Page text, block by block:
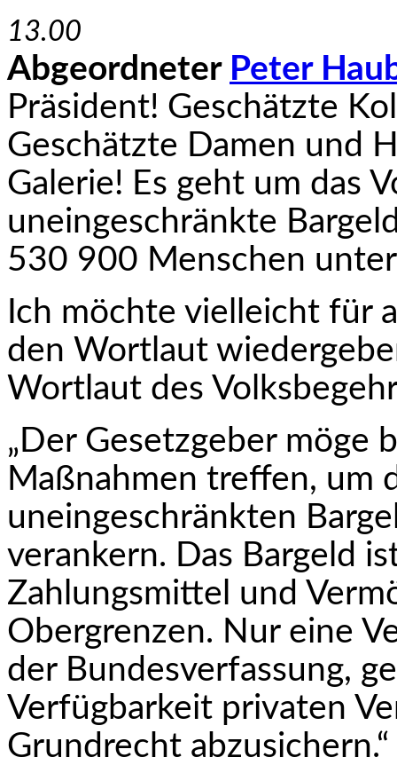
13.00
Abgeordneter Peter
Präsident! Geschätzte
Geschätzte Damen und
Galerie! Es geht um das
uneingeschränkte
530 900 Menschen
Ich möchte vielleicht für
den Wortlaut
Wortlaut des
„Der Gesetzgeber möge
Maßnahmen treffen, um
uneingeschränkten
verankern. Das Bargeld
Zahlungsmittel und
Obergrenzen. Nur eine
der Bun­desverfassung,
Verfügbarkeit privaten
Grundrecht abzusichern.“